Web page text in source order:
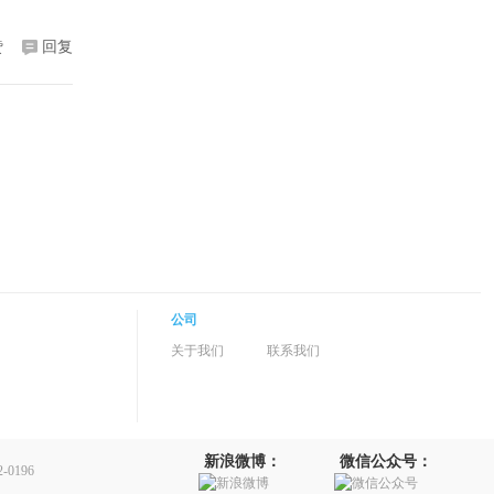
回复
公司
关于我们
联系我们
0196
新浪微博： 微信公众号：